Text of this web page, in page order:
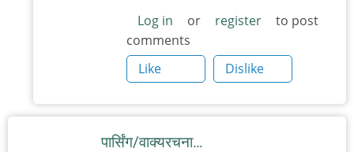
पण
आमी
मॅक्डोनाल्ड्सच
म्हणतो,
by
Log in or register
to post
comments
Like
Dislike
पार्सिंग/वाक्यरचना…